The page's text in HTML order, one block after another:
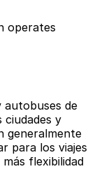
operates
autobuses de
ciudades y
generalmente
para los viajes
flexibilidad